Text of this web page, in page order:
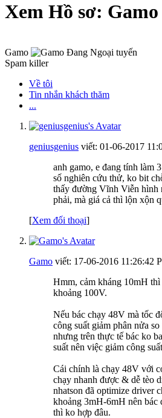
Xem Hồ sơ: Gamo
Gamo
Spam killer
Về tôi
Tin nhắn khách thăm
...
geniusgenius viết: 01-06-2017
anh gamo, e đang tính làm
số nghiên cứu thử, ko bit
thấy đường Vĩnh Viễn hình
phải, mà giá cả thì lộn xộn
[Xem đối thoại]
Gamo viết: 17-06-2016 11:26:42
Hmm, cảm kháng 10mH thì
khoảng 100V.
Nếu bác chạy 48V mà tốc
công suất giảm phân nửa
nhưng trên thực tế bác ko
suất nên việc giảm công
Cái chính là chạy 48V với
chạy nhanh được & dễ tèo
nhatson đã optimize driver
khoảng 3mH-6mH nên bác
thì ko hợp đâu.